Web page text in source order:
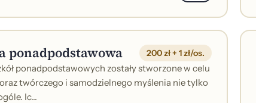
ponadpodstawowa 200 zł + 1 zł/os.
ponadpodstawowych zostały stworzone w celu
twórczego i samodzielnego myślenia nie tylko
Ic...